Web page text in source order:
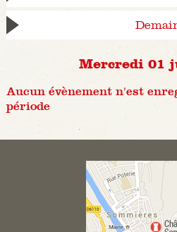
Mercredi 01
Aucun évènement n'est
période